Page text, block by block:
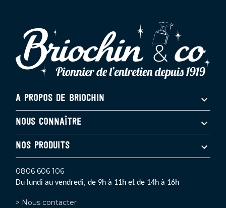
A PROPOS DE BRIOCHIN
NOUS CONNAÎTRE
NOS PRODUITS
0806 606 106
Du lundi au vendredi, de 9h à 11h et de 14h à 16h
> Nous contacter